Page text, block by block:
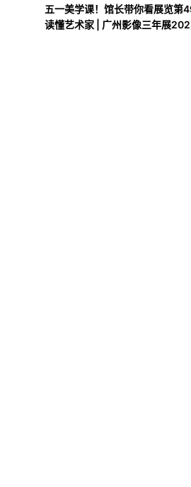
五一美学课！馆长带你看展览第
读懂艺术家 | 广州影像三年展